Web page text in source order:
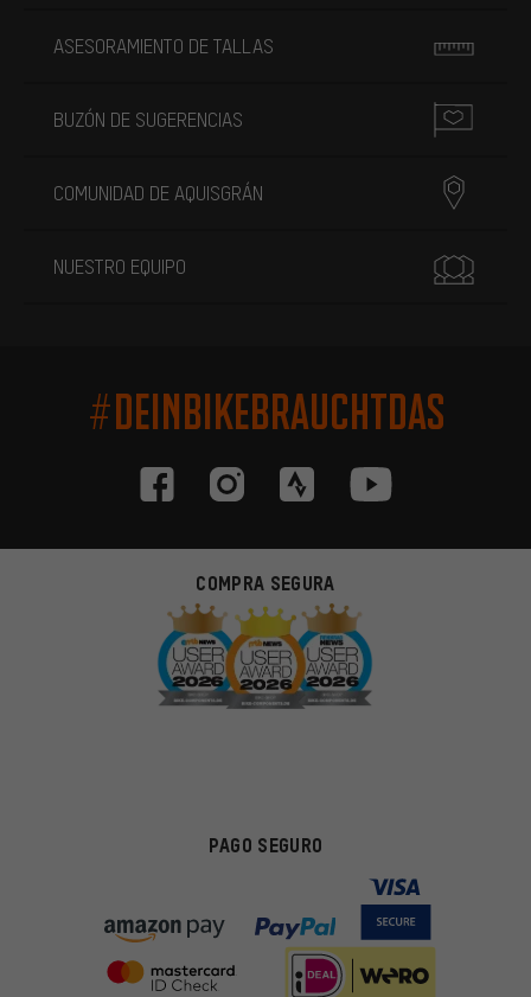
ASESORAMIENTO DE TALLAS
BUZÓN DE SUGERENCIAS
COMUNIDAD DE AQUISGRÁN
NUESTRO EQUIPO
#DEINBIKEBRAUCHTDAS
COMPRA SEGURA
PAGO SEGURO